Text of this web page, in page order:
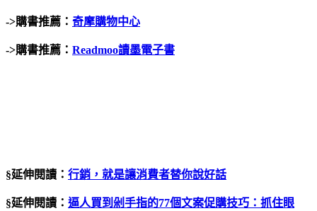
->購書推薦： 奇摩購物中心
->購書推薦： Readmoo讀墨電子書
§延伸閱讀： 行銷，就是讓消費者替你說好話
§延伸閱讀： 逼人買到剁手指的77個文案促購技巧：抓住眼